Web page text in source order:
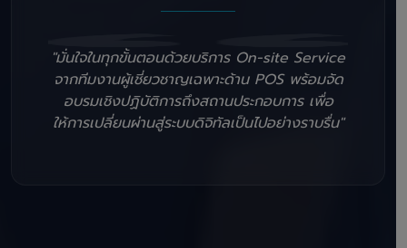
"มั่นใจในทุกขั้นตอนด้วยบริการ On-site Service
จากทีมงานผู้เชี่ยวชาญเฉพาะด้าน POS พร้อมจัด
อบรมเชิงปฏิบัติการถึงสถานประกอบการ เพื่อ
ให้การเปลี่ยนผ่านสู่ระบบดิจิทัลเป็นไปอย่างราบรื่น"